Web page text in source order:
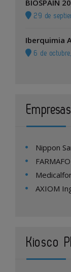
BIOSPAIN
29 de
Iberquimia
6 de
Empresas
Nippon
AXIOM
Kiosco